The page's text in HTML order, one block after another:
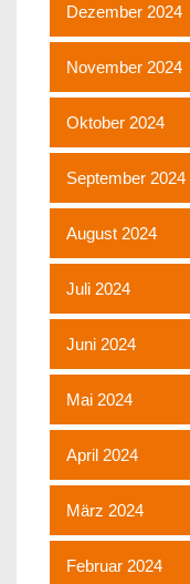
Dezember 2024
November 2024
Oktober 2024
September 2024
August 2024
Juli 2024
Juni 2024
Mai 2024
April 2024
März 2024
Februar 2024